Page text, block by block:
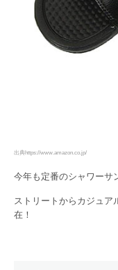
出典https://www.amazon.co.jp/
今年も定番のシャワーサ
ストリートからカジュア
在！